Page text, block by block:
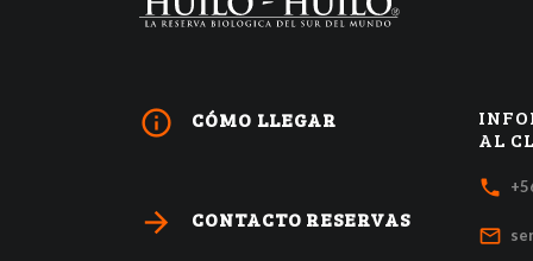
info_outline CÓMO LLEGAR
arrow_forward CONTACTO RESERVAS
AL
local_phone
mail_outline